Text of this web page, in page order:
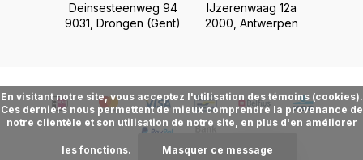
Deinsesteenweg 94
9031, Drongen (Gent)
IJzerenwaag 12a
2000, Antwerpen
En visitant notre site, vous acceptez l'utilisation des témoins (cookies).
Ces derniers nous permettent de mieux comprendre la provenance de
notre clientèle et son utilisation de notre site, en plus d'en améliorer
les fonctions.
Masquer ce message